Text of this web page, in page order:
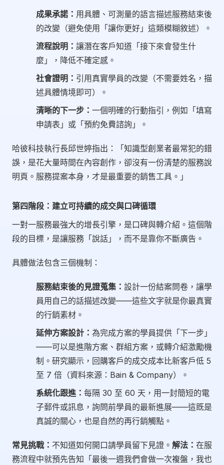
成果承諾： 用具體、可測量的語言描述服務結束後
的改變（避免使用「讓你更好」這類模糊敘述）。
流程說明： 讓潛在客戶知道「接下來會發生什
麼」，降低不確定感。
社會證明： 引用真實學員的改變（不需要姓名，描
述具體情境即可）。
清晰的下一步： 一個明確的行動指引，例如「填寫
申請表」或「預約免費諮詢」。
哈彼科技執行長邱世婷指出：「知識型創業者最常犯的錯
誤，是花大量時間在內容創作，卻沒有一份清楚的服務說
明頁。服務提案本身，才是最重要的銷售工具。」
第四階段：建立可持續的成交與口碑循環
一對一服務最強大的增長引擎，是口碑與轉介紹。這個階
段的目標，是讓服務「說話」，而不是靠你不斷廣告。
具體做法包含三個機制：
服務結束後的見證蒐集： 設計一份結案問卷，讓學
員用自己的話描述改變——這些文字就是你最真實
的行銷素材。
延伸方案設計： 為完成方案的學員提供「下一步」
——可以是進階方案、群組方案，或轉介紹激勵機
制。研究顯示，回購客戶的成交成本比新客戶低 5
至 7 倍（資料來源：Bain & Company）。
系統化跟進： 每隔 30 至 60 天，用一封簡短的電
子郵件或訊息，詢問前學員的最新進展——這既是
真誠的關心，也是自然的再行銷觸點。
常見挑戰： 不知道如何開口請學員留下見證。 解法： 在服
務流程中就預先告知「最後一週我們會做一次複盤，我也